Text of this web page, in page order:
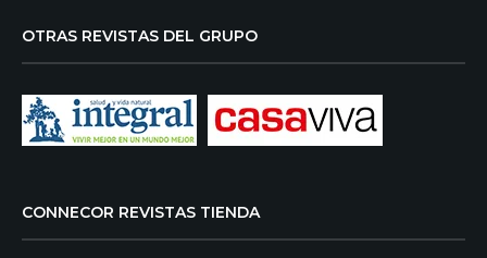
OTRAS REVISTAS DEL GRUPO
CONNECOR REVISTAS TIENDA